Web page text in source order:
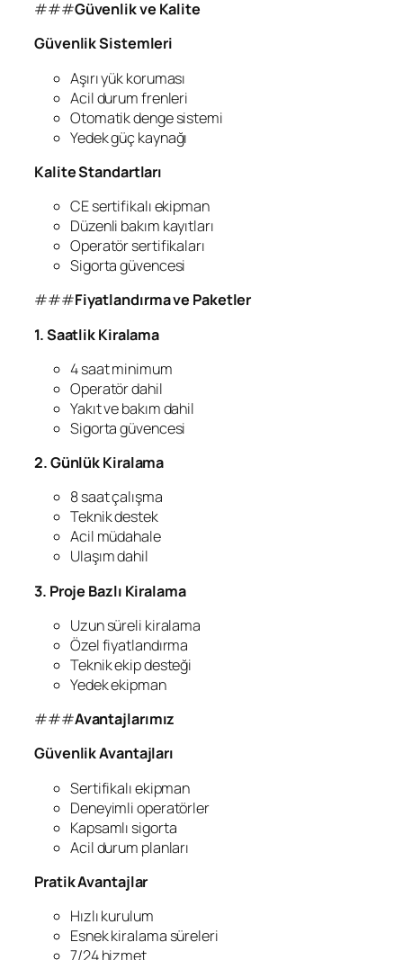
###Güvenlik ve Kalite
Güvenlik Sistemleri
Aşırı yük koruması
Acil durum frenleri
Otomatik denge sistemi
Yedek güç kaynağı
Kalite Standartları
CE sertifikalı ekipman
Düzenli bakım kayıtları
Operatör sertifikaları
Sigorta güvencesi
###Fiyatlandırma ve Paketler
1. Saatlik Kiralama
4 saat minimum
Operatör dahil
Yakıt ve bakım dahil
Sigorta güvencesi
2. Günlük Kiralama
8 saat çalışma
Teknik destek
Acil müdahale
Ulaşım dahil
3. Proje Bazlı Kiralama
Uzun süreli kiralama
Özel fiyatlandırma
Teknik ekip desteği
Yedek ekipman
###Avantajlarımız
Güvenlik Avantajları
Sertifikalı ekipman
Deneyimli operatörler
Kapsamlı sigorta
Acil durum planları
Pratik Avantajlar
Hızlı kurulum
Esnek kiralama süreleri
7/24 hizmet